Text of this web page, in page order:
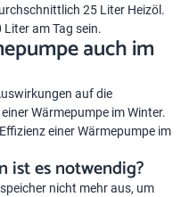
25 Liter Heizöl.
am Tag sein.
auch im
auf die
Wärmepumpe im Winter.
einer Wärmepumpe im
ist es notwendig?
nicht mehr aus, um